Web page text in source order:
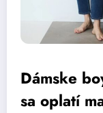
Dámske
sa oplatí